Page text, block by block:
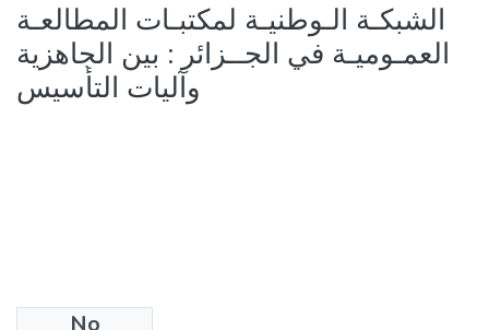
الشبكـة الـوطنيـة لمكتبـات المطالعـة
العمـوميـة في الجــزائر : بين الجاهزية
وآليات التأسيس
No